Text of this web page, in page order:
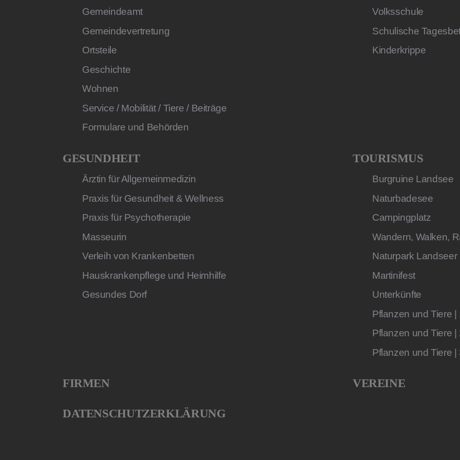
Gemeindeamt
Gemeindevertretung
Ortsteile
Geschichte
Wohnen
Service / Mobilität / Tiere / Beiträge
Formulare und Behörden
Volksschule
Schulische
Kinderkrippe
GESUNDHEIT
Ärztin für Allgemeinmedizin
Praxis für Gesundheit & Wellness
Praxis für Psychotherapie
Masseurin
Verleih von Krankenbetten
Hauskrankenpflege und Heimhilfe
Gesundes Dorf
TOURISMUS
Burgruine Landsee
Naturbadesee
Campingplatz
Wandern, Walken,
Naturpark Landseer
Martinifest
Unterkünfte
Pflanzen und Tiere |
Pflanzen und Tiere |
Pflanzen und Tiere |
FIRMEN VEREINE
DATENSCHUTZERKLÄRUNG